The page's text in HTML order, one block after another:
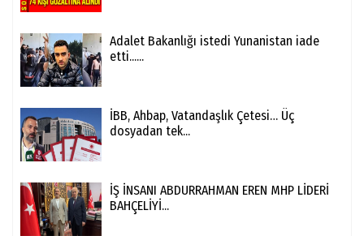
Adalet Bakanlığı istedi Yunanistan iade
etti......
İBB, Ahbap, Vatandaşlık Çetesi… Üç
dosyadan tek...
İŞ İNSANI ABDURRAHMAN EREN MHP LİDERİ
BAHÇELİYİ...